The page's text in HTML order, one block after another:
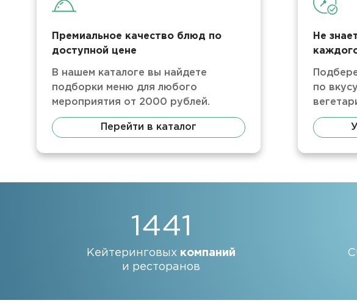
Премиальное качество блюд по
доступной цене
В нашем каталоге вы найдете
подборки меню для любого
мероприятия от 2000 рублей.
Перейти в каталог
Не
по
1441
Кейтеринговых компаний
и ресторанов